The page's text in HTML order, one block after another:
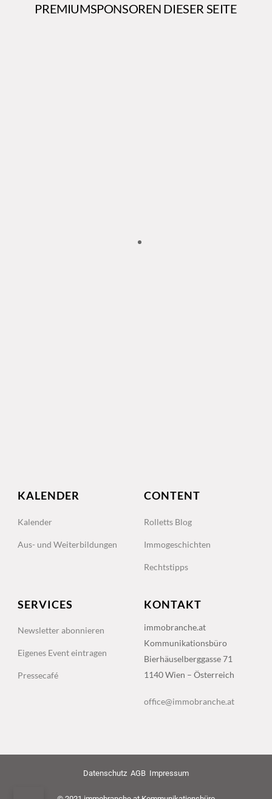
PREMIUMSPONSOREN DIESER SEITE
KALENDER
Kalender
Aus- und Weiterbildungen
CONTENT
Rolletts Blog
Immogeschichten
Rechtstipps
SERVICES
Newsletter abonnieren
Eigenes Event eintragen
Pressecafé
KONTAKT
immobranche.at
Kommunikationsbüro
Bierhäuselberggasse 71
1140 Wien – Österreich
office@immobranche.at
Datenschutz AGB Impressum